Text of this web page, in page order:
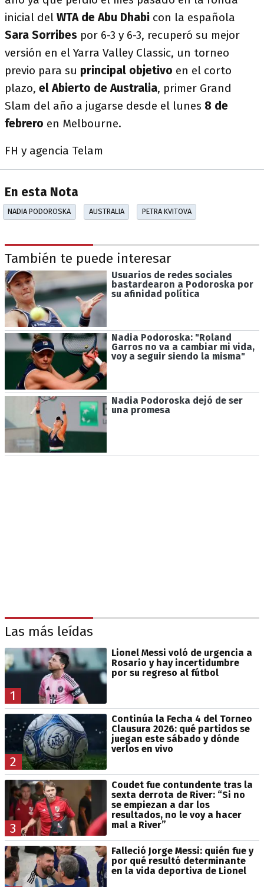
inicial del WTA de Abu Dhabi con la española
Sara Sorribes por 6-3 y 6-3, recuperó su mejor
versión en el Yarra Valley Classic, un torneo
previo para su principal objetivo en el corto
plazo, el Abierto de Australia, primer Grand
Slam del año a jugarse desde el lunes 8 de
febrero en Melbourne.
FH y agencia Telam
En esta Nota
NADIA PODOROSKA AUSTRALIA PETRA KVITOVA
También te puede interesar
Usuarios de redes sociales
bastardearon a Podoroska por
su afinidad política
Nadia Podoroska: "Roland
Garros no va a cambiar mi vida,
voy a seguir siendo la misma"
Nadia Podoroska dejó de ser
una promesa
Las más leídas
1
Lionel Messi voló de urgencia a
Rosario y hay incertidumbre
por su regreso al fútbol
2
Continúa la Fecha 4 del Torneo
Clausura 2026: qué partidos se
juegan este sábado y dónde
verlos en vivo
3
Coudet fue contundente tras la
sexta derrota de River: “Si no
se empiezan a dar los
resultados, no le voy a hacer
mal a River”
Falleció Jorge Messi: quién fue y
por qué resultó determinante
en la vida deportiva de Lionel